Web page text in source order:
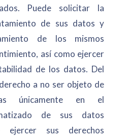
Puede solicitar la
de sus datos y
de los mismos
así como ejercer
de los datos. Del
a no ser objeto de
únicamente en el
de sus datos
ejercer sus derechos